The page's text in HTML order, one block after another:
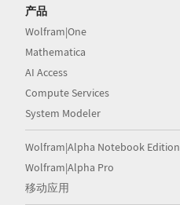
产品
Wolfram|One
Mathematica
AI Access
Compute Services
System Modeler
Wolfram|Alpha Notebook Edition
Wolfram|Alpha Pro
移动应用